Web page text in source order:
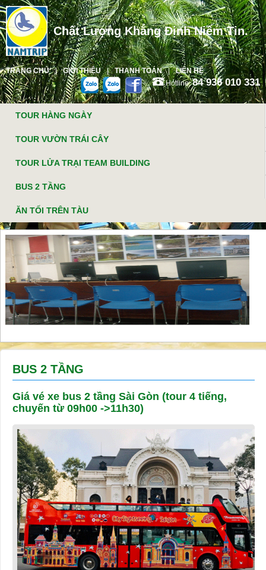
Chất Lượng Khẳng Định Niềm Tin.
TRANG CHỦ GIỚI THIỆU THANH TOÁN
LIÊN HỆ
Hotline:84 936 010 331
TOUR HÀNG NGÀY
TOUR VƯỜN TRÁI CÂY
TOUR LỬA TRẠI TEAM BUILDING
BUS 2 TẦNG
ĂN TỐI TRÊN TÀU
BUS 2 TẦNG
Giá vé xe bus 2 tầng Sài Gòn (tour 4 tiếng,
chuyến từ 09h00 ->11h30)